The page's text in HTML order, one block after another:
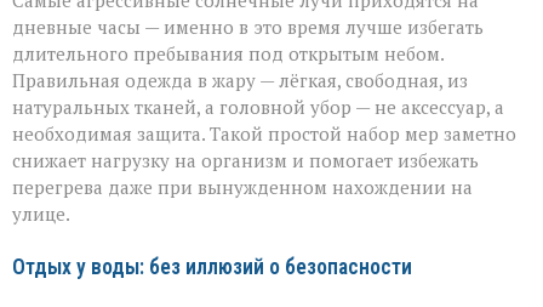
дневные часы — именно в это время лучше избегать
длительного пребывания под открытым небом.
Правильная одежда в жару — лёгкая, свободная, из
натуральных тканей, а головной убор — не аксессуар, а
необходимая защита. Такой простой набор мер заметно
снижает нагрузку на организм и помогает избежать
перегрева даже при вынужденном нахождении на
улице.
Отдых у воды: без иллюзий о безопасности